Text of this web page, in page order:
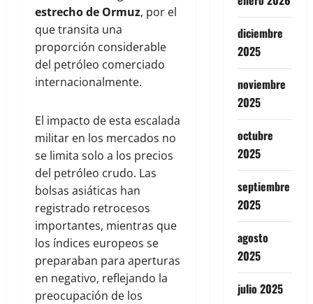
estrecho de Ormuz, por el
que transita una
proporción considerable
del petróleo comerciado
internacionalmente.
El impacto de esta escalada
militar en los mercados no
se limita solo a los precios
del petróleo crudo. Las
bolsas asiáticas han
registrado retrocesos
importantes, mientras que
los índices europeos se
preparaban para aperturas
en negativo, reflejando la
preocupación de los
diciembre
2025
noviembre
2025
octubre
2025
septiembre
2025
agosto
2025
julio 2025